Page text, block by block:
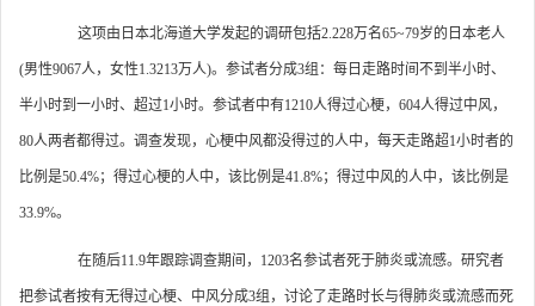
这项由日本北海道大学发起的调研包括2.228万名65~79岁的日本老人
(男性9067人，女性1.3213万人)。参试者分成3组：每日走路时间不到半小时、
半小时到一小时、超过1小时。参试者中有1210人得过心梗，604人得过中风，
80人两者都得过。调查发现，心梗中风都没得过的人中，每天走路超1小时者的
比例是50.4%；得过心梗的人中，该比例是41.8%；得过中风的人中，该比例是
33.9%。
在随后11.9年跟踪调查期间，1203名参试者死于肺炎或流感。研究者
把参试者按有无得过心梗、中风分成3组，讨论了走路时长与得肺炎或流感而死